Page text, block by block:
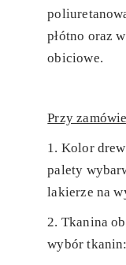
płótno oraz
obiciowe.
Przy
1. Kolor
palety
lakierze na
2. Tkanina
wybór tkanin: